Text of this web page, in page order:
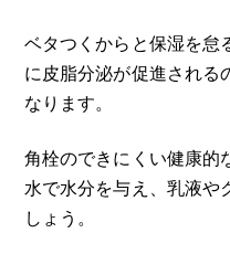
ベタつくからと保湿を怠
に皮脂分泌が促進される
なります。
角栓のできにくい健康的
水で水分を与え、乳液や
しょう。